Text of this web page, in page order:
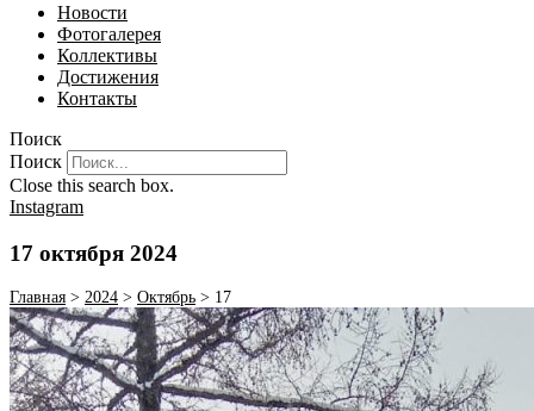
Новости
Фотогалерея
Коллективы
Достижения
Контакты
Поиск
Поиск
Close this search box.
Instagram
17 октября 2024
Главная > 2024 > Октябрь > 17